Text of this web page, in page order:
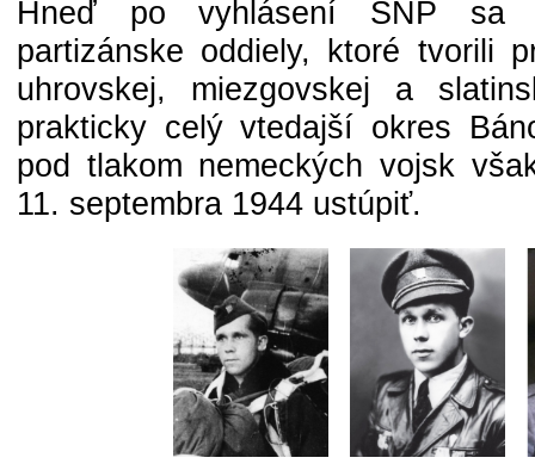
Hneď po vyhlásení SNP sa
partizánske oddiely, ktoré tvorili
uhrovskej, miezgovskej a
prakticky celý vtedajší okres
pod tlakom nemeckých vojsk
11. septembra 1944 ustúpiť.